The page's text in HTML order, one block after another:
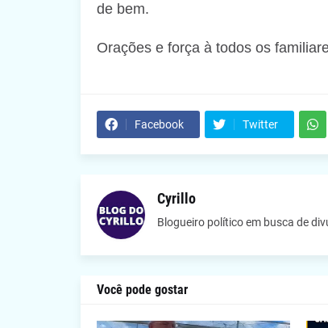
de bem.
Orações e força à todos os
Facebook Twitter
Cyrillo
Blogueiro político em busca de
Você pode gostar